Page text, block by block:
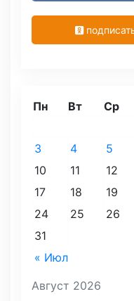
Август 2026
Пн Вт Ср
« Июл
3
4 5
10
11 12
17
18 19
24
25 26
31